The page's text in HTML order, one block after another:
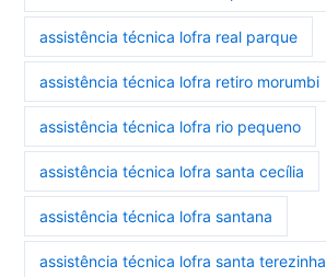
assistência técnica lofra real parque
assistência técnica lofra retiro morumbi
assistência técnica lofra rio pequeno
assistência técnica lofra santa cecília
assistência técnica lofra santana
assistência técnica lofra santa terezinha